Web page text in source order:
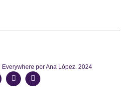
por Ana López. 2024